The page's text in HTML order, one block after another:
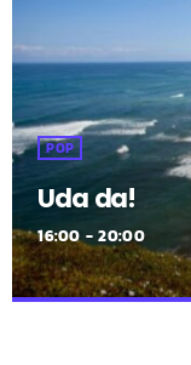
POP
Uda da!
16:00 - 20:00